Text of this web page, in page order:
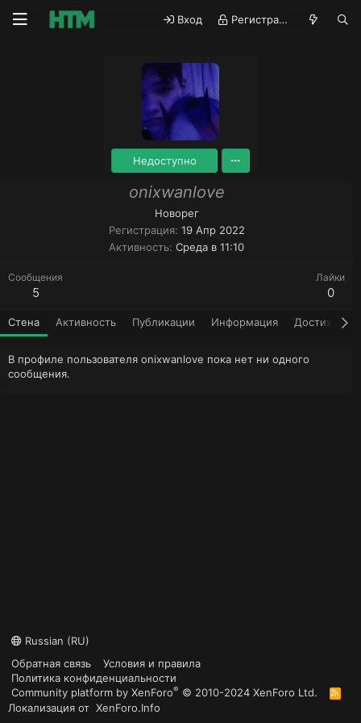
Вход Регистрация
Недоступно
onixwanlove
Новорег
Регистрация 19 Апр 2022
Активность Среда в 11:10
Сообщения
5
Лайки
0
Стена Активность Публикации Информация Достижения
В профиле пользователя onixwanlove пока нет ни одного
сообщения.
Russian (RU)
Обратная связь
Условия и правила
Политика конфиденциальности
Community platform by XenForo® © 2010-2024 XenForo Ltd.
R
S
Локализация от XenForo.Info